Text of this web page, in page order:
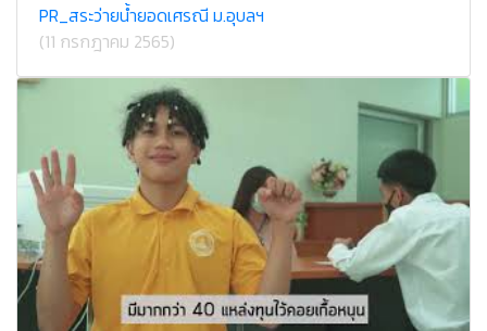
PR_สระว่ายน้ำยอดเศรณี ม.อุบลฯ
(11 กรกฎาคม 2565)